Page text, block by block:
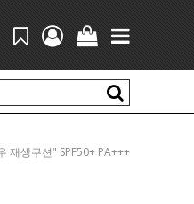
재생쿠션" SPF50+ PA+++